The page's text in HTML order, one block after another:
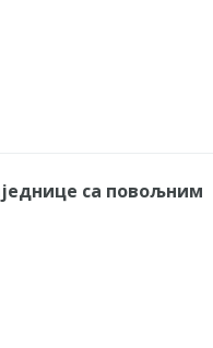
са повољним